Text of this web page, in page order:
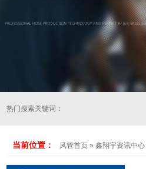
热门搜索关键词：
当前位置： 风管首页 » 鑫翔宇资讯中心